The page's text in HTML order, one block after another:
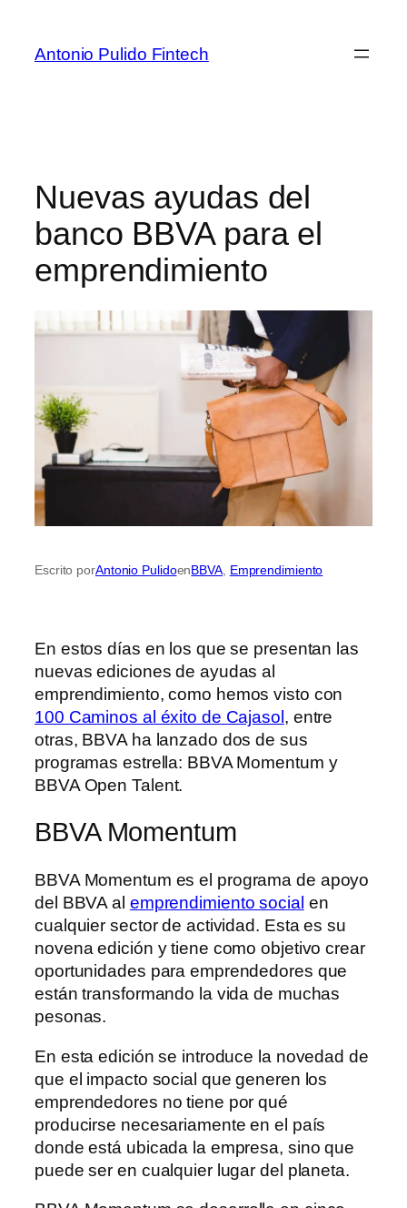
Antonio Pulido Fintech
Nuevas ayudas del
banco BBVA para el
emprendimiento
Escrito porAntonio PulidoenBBVA, Emprendimiento
En estos días en los que se presentan las
nuevas ediciones de ayudas al
emprendimiento, como hemos visto con
100 Caminos al éxito de Cajasol, entre
otras, BBVA ha lanzado dos de sus
programas estrella: BBVA Momentum y
BBVA Open Talent.
BBVA Momentum
BBVA Momentum es el programa de apoyo
del BBVA al emprendimiento social en
cualquier sector de actividad. Esta es su
novena edición y tiene como objetivo crear
oportunidades para emprendedores que
están transformando la vida de muchas
pesonas.
En esta edición se introduce la novedad de
que el impacto social que generen los
emprendedores no tiene por qué
producirse necesariamente en el país
donde está ubicada la empresa, sino que
puede ser en cualquier lugar del planeta.